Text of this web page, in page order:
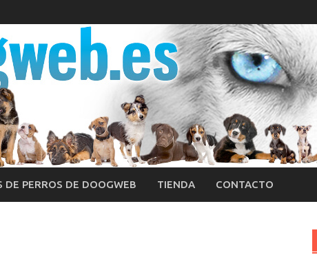
DE PERROS DE DOOGWEB TIENDA CONTACTO